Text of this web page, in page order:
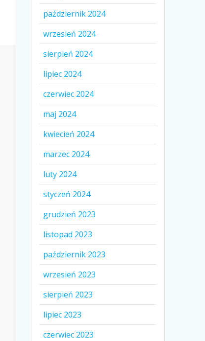
październik 2024
wrzesień 2024
sierpień 2024
lipiec 2024
czerwiec 2024
maj 2024
kwiecień 2024
marzec 2024
luty 2024
styczeń 2024
grudzień 2023
listopad 2023
październik 2023
wrzesień 2023
sierpień 2023
lipiec 2023
czerwiec 2023